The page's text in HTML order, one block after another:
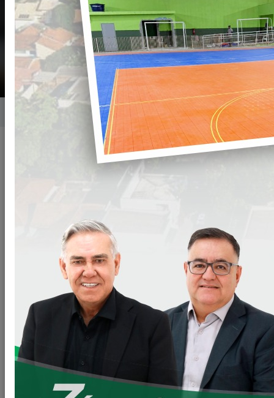
meioambienteloanda@gmail.com
R. Mato Grosso, 354 - Centro, Loanda - PR,
87900-000
2ª a 6ª de 8:00H às 11:30H e das 13:00h às
17:30H
Secretarias
Procuradoria Jurídica – PROJUR
Secretaria de Agricultura – SEAGRI
Secretaria de Educação e Cultura - SEC
Secretaria de Esportes e Lazer - SEEL
Secretaria de Finanças e Administração - SEFA
Secretaria de Habitação - SEHAB